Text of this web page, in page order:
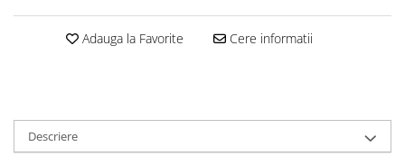
Tricouri music is life
Tricouri sporturi de iarna
Halloween
Tricouri aniversare
Adauga la Favorite Cere informatii
Descriere